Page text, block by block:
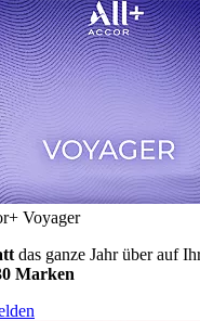
Voyager
das ganze Jahr über auf
Marken